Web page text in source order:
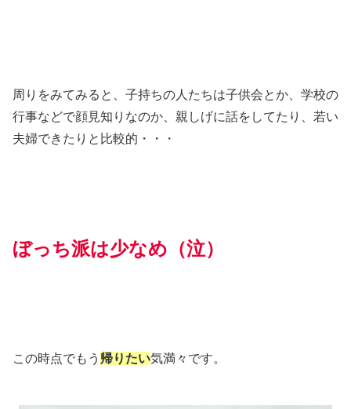
周りをみてみると、子持ちの人たちは子供会とか、学校の
行事などで顔見知りなのか、親しげに話をしてたり、若い
夫婦できたりと比較的・・・
ぼっち派は少なめ（泣）
この時点でもう 帰りたい気満々です。